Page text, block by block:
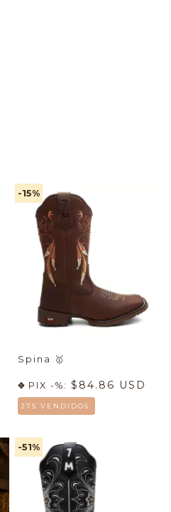
-15%
Spina 🥇
PIX -%: $84.86 USD
275 VENDIDOS.
-51%